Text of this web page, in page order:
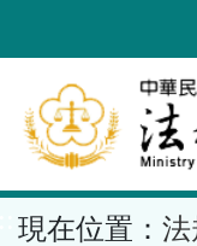
到
要
內
容
區
現在位置： 法